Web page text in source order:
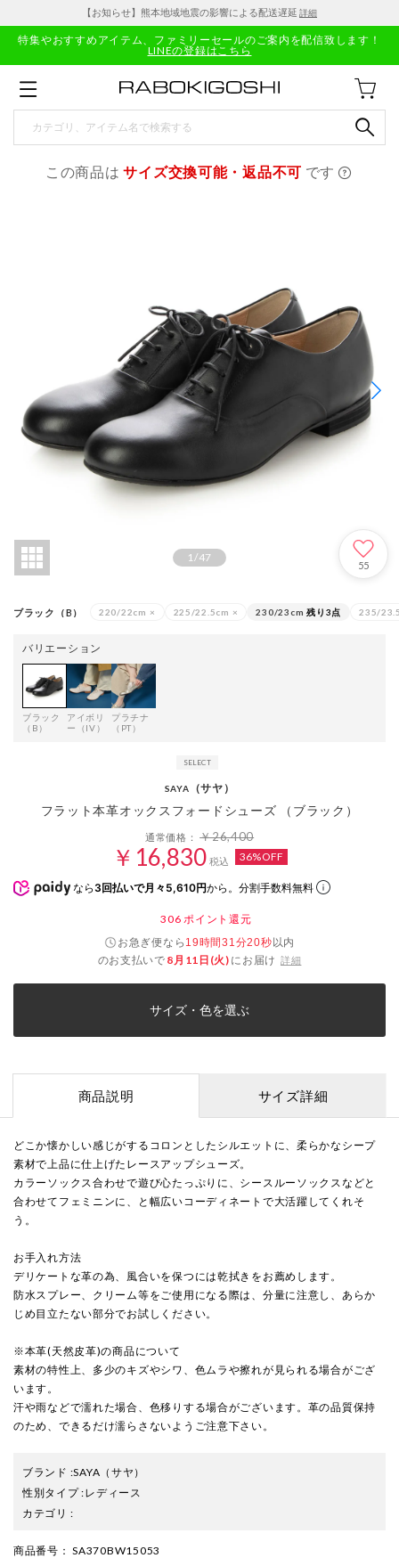
【お知らせ】熊本地域地震の影響による配送遅延 詳細
特集やおすすめアイテム、ファミリーセールのご案内を配信致します！
LINEの登録はこちら
この商品はサイズ交換可能・返品不可 です
1/47
55
ブラック（B） 220/22cm × 225/22.5cm × 230/23cm 残り3点 235/
バリエーション
ブラック
（B）
アイボリ
ー（IV）
プラチナ
（PT）
SAYA （サヤ）
フラット本革オックスフォードシューズ （ブラック）
通常価格：￥26,400
￥16,830 税込 36%OFF
なら 3回払いで月々5,610円から。分割手数料無料
306 ポイント還元
お急ぎ便なら 19時間31分20秒以内
のお支払いで 8月11日(火) にお届け 詳細
サイズ・色を選ぶ
商品説明 サイズ詳細
どこか懐かしい感じがするコロンとしたシルエットに、柔らかなシープ
素材で上品に仕上げたレースアップシューズ。
カラーソックス合わせで遊び心たっぷりに、シースルーソックスなどと
合わせてフェミニンに、と幅広いコーディネートで大活躍してくれそ
う。
お手入れ方法
デリケートな革の為、風合いを保つには乾拭きをお薦めします。
防水スプレー、クリーム等をご使用になる際は、分量に注意し、あらか
じめ目立たない部分でお試しください。
※本革(天然皮革)の商品について
素材の特性上、多少のキズやシワ、色ムラや擦れが見られる場合がござ
います。
汗や雨などで濡れた場合、色移りする場合がございます。革の品質保持
のため、できるだけ濡らさないようご注意下さい。
ブランド :SAYA （サヤ）
性別タイプ:レディース
カテゴリ :
商品番号 ： SA370BW15053